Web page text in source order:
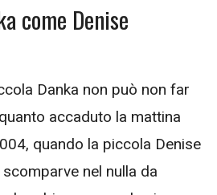
come Denise
Danka non può non far
accaduto la mattina
quando la piccola Denise
nel nulla da